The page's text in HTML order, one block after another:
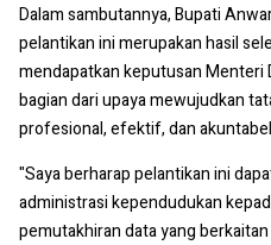
Dalam sambutannya, Bupati
pelantikan ini merupakan hasil
mendapatkan keputusan Menteri
bagian dari upaya mewujudkan
profesional, efektif, dan
"Saya berharap pelantikan ini
administrasi kependudukan
pemutakhiran data yang